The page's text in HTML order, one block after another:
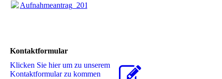
Aufnahmeantrag_2015.pdf
Kontaktformular
Klicken Sie hier um zu unserem
Kon­takt­for­mu­lar zu kommen